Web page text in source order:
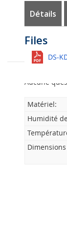
Galerie
d’images
Détails
Support de
Matériel:
Humidité
Dimensions
Avis
Voir tout
Aucune
Files
DS-